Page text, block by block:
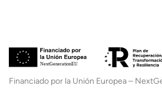
Financiado por la Unión Europea –